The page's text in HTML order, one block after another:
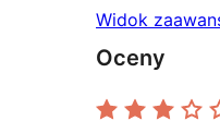
Widok
Oceny